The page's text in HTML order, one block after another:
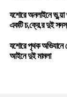
যশোরে অনলাইনে ভু,য়া
একটি চ,ক্রে,র দুই
যশোরে পৃথক অভিযানে
আইনে দুই মামলা